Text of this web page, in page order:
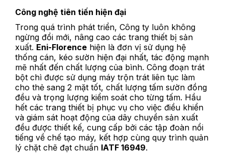
Công nghệ tiên tiến hiện đại
Trong quá trình phát triển, Công ty luôn không
ngừng đổi mới, nâng cao các trang thiết bị sản
xuất. Eni-Florence hiện là đơn vị sử dụng hệ
thống cán, kéo sườn hiện đại nhất, tác động mạnh
mẽ nhất đến chất lượng của bình. Công đoạn trát
bột chì được sử dụng máy trộn trát liên tục làm
cho thẻ sang 2 mặt tốt, chất lượng tấm sườn đồng
đều và trọng lượng kiểm soát cho từng tấm. Hầu
hết các trang thiết bị phục vụ cho việc điều khiển
và giám sát hoạt động của dây chuyền sản xuất
đều được thiết kế, cung cấp bởi các tập đoàn nổi
tiếng về chế tạo máy, kết hợp cùng quy trình quản
lý chặt chẽ đạt chuẩn IATF 16949.